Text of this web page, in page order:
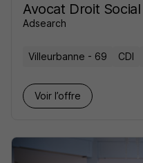
Avocat Droit
Adsearch
Villeurbanne - 69 CDI
Voir l’offre